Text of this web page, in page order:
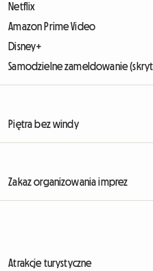
Netflix
Amazon Prime Video
Disney+
Samodzielne zameldowanie
Piętra bez windy
Zakaz organizowania imprez
Atrakcje turystyczne